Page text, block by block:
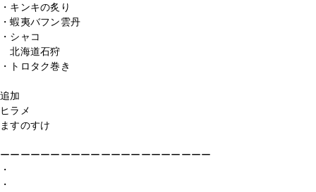
・キンキの炙り
・蝦夷バフン雲丹
・シャコ
北海道石狩
・トロタク巻き
追加
ヒラメ
ますのすけ
ーーーーーーーーーーーーーーーーーーーーー
・
・